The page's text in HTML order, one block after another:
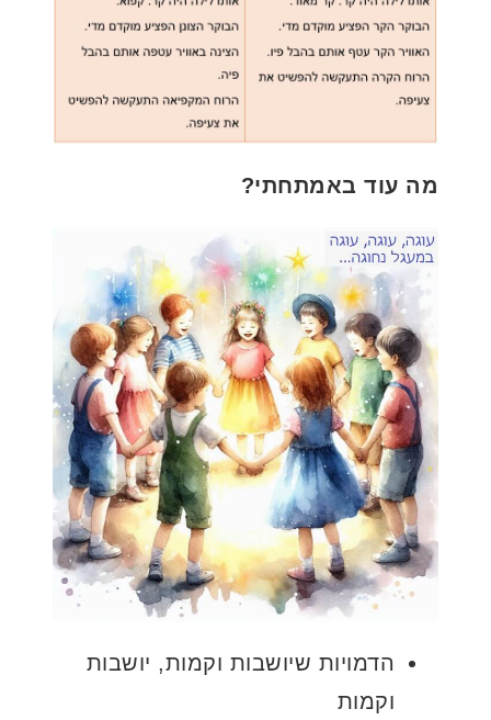
מה עוד באמתחתי?
הדמויות שיושבות וקמות, יושבות
וקמות